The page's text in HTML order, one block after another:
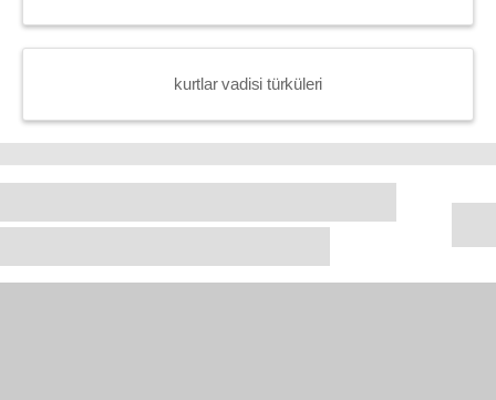
kurtlar vadisi türküleri